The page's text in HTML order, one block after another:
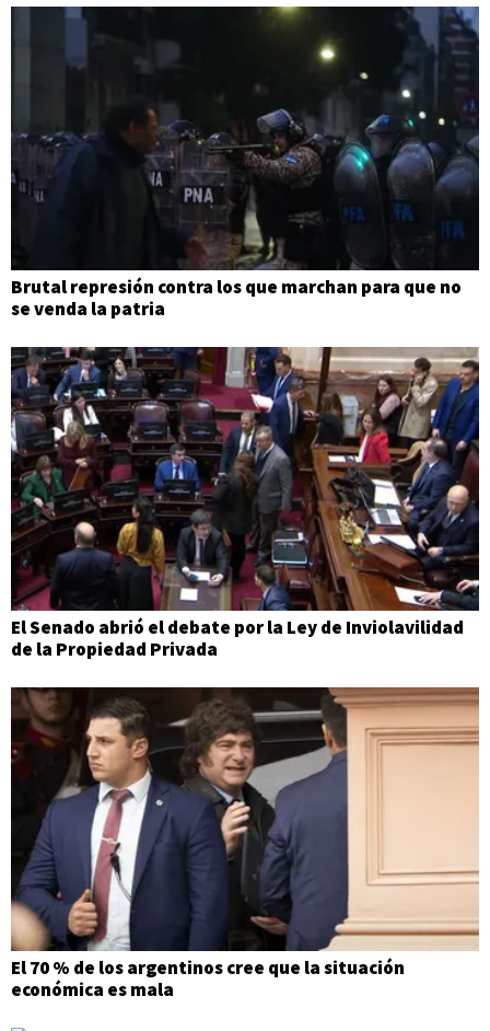
Brutal represión contra los que marchan para que no
se venda la patria
El Senado abrió el debate por la Ley de Inviolavilidad
de la Propiedad Privada
El 70 % de los argentinos cree que la situación
económica es mala